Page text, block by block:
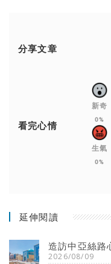
分享文章
看完心情
新奇
0%
生氣
0%
延伸閱讀
造訪中亞絲路
2026/08/09